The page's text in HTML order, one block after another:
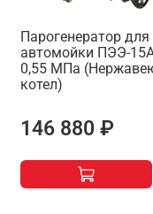
Парогенератор для
автомойки ПЭЭ-
0,55 МПа
котел)
146 880 ₽